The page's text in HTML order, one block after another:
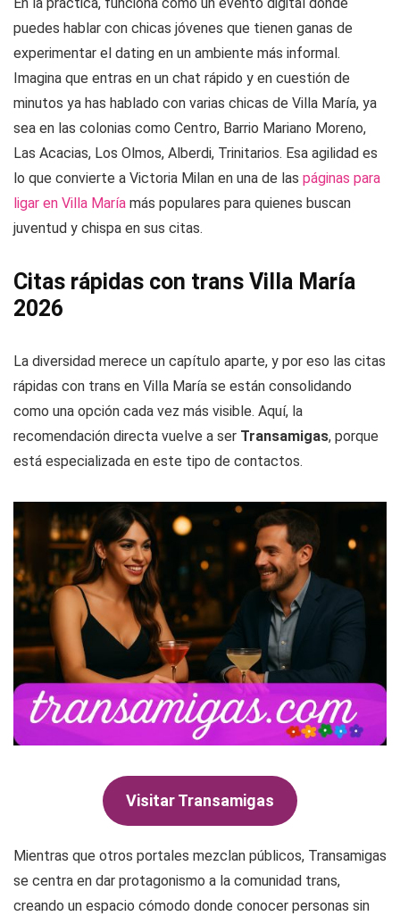
puedes hablar con chicas jóvenes que tienen ganas de
experimentar el dating en un ambiente más informal.
Imagina que entras en un chat rápido y en cuestión de
minutos ya has hablado con varias chicas de Villa María, ya
sea en las colonias como Centro, Barrio Mariano Moreno,
Las Acacias, Los Olmos, Alberdi, Trinitarios. Esa agilidad es
lo que convierte a Victoria Milan en una de las páginas para
ligar en Villa María más populares para quienes buscan
juventud y chispa en sus citas.
Citas rápidas con trans Villa María
2026
La diversidad merece un capítulo aparte, y por eso las citas
rápidas con trans en Villa María se están consolidando
como una opción cada vez más visible. Aquí, la
recomendación directa vuelve a ser Transamigas, porque
está especializada en este tipo de contactos.
Visitar Transamigas
Mientras que otros portales mezclan públicos, Transamigas
se centra en dar protagonismo a la comunidad trans,
creando un espacio cómodo donde conocer personas sin